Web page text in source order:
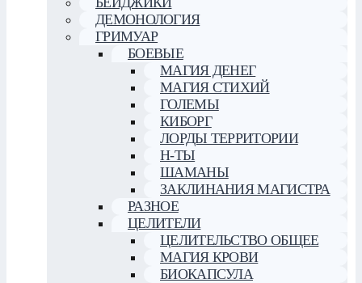
ДЕМОНОЛОГИЯ
ГРИМУАР
БОЕВЫЕ
МАГИЯ ДЕНЕГ
МАГИЯ СТИХИЙ
ГОЛЕМЫ
КИБОРГ
ЛОРДЫ ТЕРРИТОРИИ
Н-ТЫ
ШАМАНЫ
ЗАКЛИНАНИЯ МАГИСТРА
РАЗНОЕ
ЦЕЛИТЕЛИ
ЦЕЛИТЕЛЬСТВО ОБЩЕЕ
МАГИЯ КРОВИ
БИОКАПСУЛА